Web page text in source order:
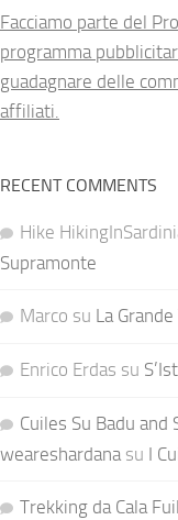
Facciamo parte del
programma
guadagnare delle
affiliati.
RECENT COMMENTS
Hike
Supramonte
Marco su La
Enrico Erdas su
Cuiles Su Badu and
weareshardanasu I
Trekking da Cala